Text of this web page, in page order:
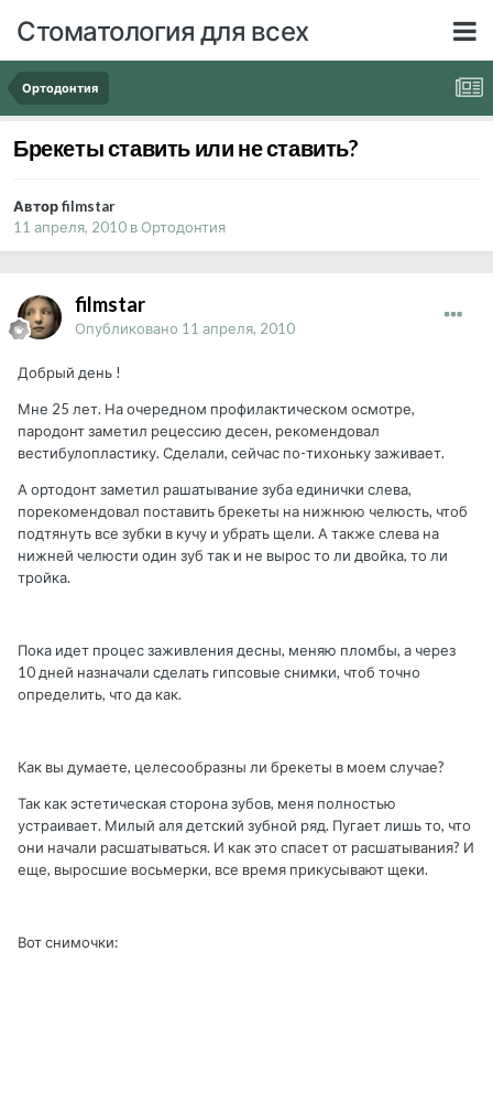
Стоматология для всех
Ортодонтия
Брекеты ставить или не ставить?
Автор filmstar
11 апреля, 2010 в Ортодонтия
filmstar
Опубликовано 11 апреля, 2010
Добрый день !
Мне 25 лет. На очередном профилактическом осмотре,
пародонт заметил рецессию десен, рекомендовал
вестибулопластику. Сделали, сейчас по-тихоньку заживает.
А ортодонт заметил рашатывание зуба единички слева,
порекомендовал поставить брекеты на нижнюю челюсть, чтоб
подтянуть все зубки в кучу и убрать щели. А также слева на
нижней челюсти один зуб так и не вырос то ли двойка, то ли
тройка.
Пока идет процес заживления десны, меняю пломбы, а через
10 дней назначали сделать гипсовые снимки, чтоб точно
определить, что да как.
Как вы думаете, целесообразны ли брекеты в моем случае?
Так как эстетическая сторона зубов, меня полностью
устраивает. Милый аля детский зубной ряд. Пугает лишь то, что
они начали расшатываться. И как это спасет от расшатывания? И
еще, выросшие восьмерки, все время прикусывают щеки.
Вот снимочки: